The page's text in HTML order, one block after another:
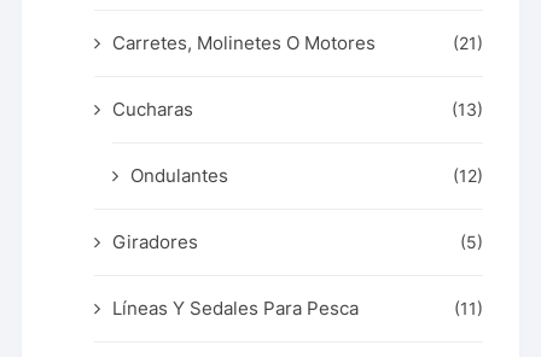
Carretes, Molinetes O Motores (21)
Cucharas (13)
Ondulantes (12)
Giradores (5)
Líneas Y Sedales Para Pesca (11)